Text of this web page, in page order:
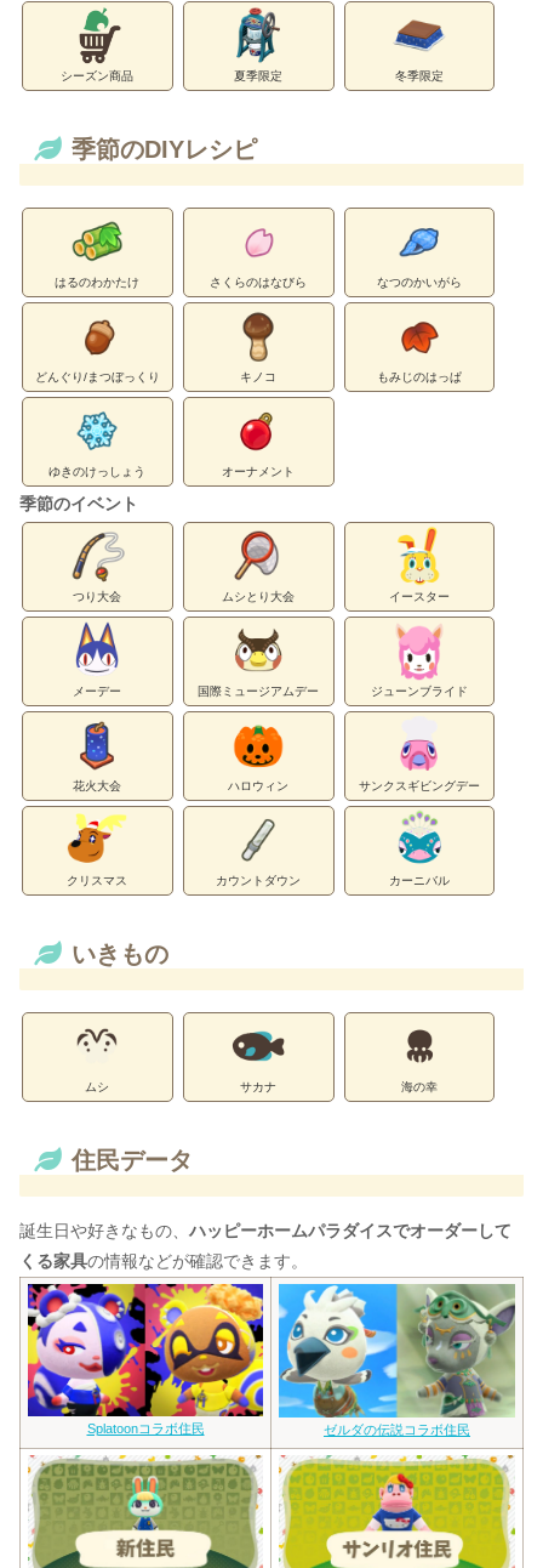
シーズン商品 夏季限定 冬季限定
季節のDIYレシピ
はるのわかたけ さくらのはなびら なつのかいがら
どんぐり/まつぼっくり キノコ もみじのはっぱ
ゆきのけっしょう オーナメント
季節のイベント
つり大会 ムシとり大会 イースター
メーデー 国際ミュージアムデー ジューンブライド
花火大会 ハロウィン サンクスギビングデー
クリスマス カウントダウン カーニバル
いきもの
ムシ サカナ 海の幸
住民データ
誕生日や好きなもの、 ハッピーホームパラダイスでオーダーして
くる家具の情報などが確認できます。
Splatoonコラボ住民 ゼルダの伝説コラボ住民